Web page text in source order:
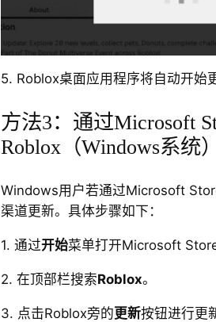
5. Roblox桌面应用程序将自动开始
方法3：通过Microsoft
Roblox（Windows系统）
Windows用户若通过Microsoft
渠道更新。具体步骤如下：
1. 通过开始菜单打开Microsoft Store
2. 在顶部栏搜索Roblox。
3. 点击Roblox旁的更新按钮进行更